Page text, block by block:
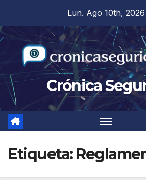
contenido
Lun. Ago 10th, 2026
Crónica
Etiqueta: